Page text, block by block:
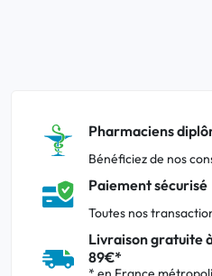
Pharmaciens
Bénéficiez de nos
Paiement sécurisé
Toutes nos
Livraison gratuite
89€*